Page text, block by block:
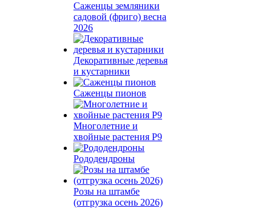
Саженцы земляники
садовой (фриго) весна
2026
Декоративные деревья
и кустарники
Саженцы пионов
Многолетние и
хвойные растения Р9
Рододендроны
Розы на штамбе
(отгрузка осень 2026)